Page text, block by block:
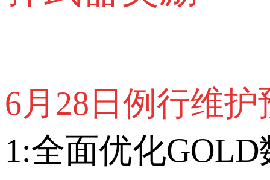
6月28日例行维护
1:全面优化